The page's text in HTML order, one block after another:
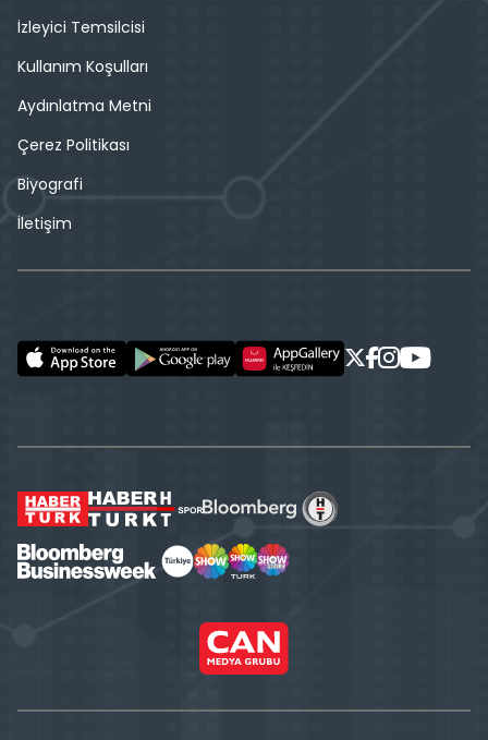
İzleyici Temsilcisi
Kullanım Koşulları
Aydınlatma Metni
Çerez Politikası
Biyografi
İletişim